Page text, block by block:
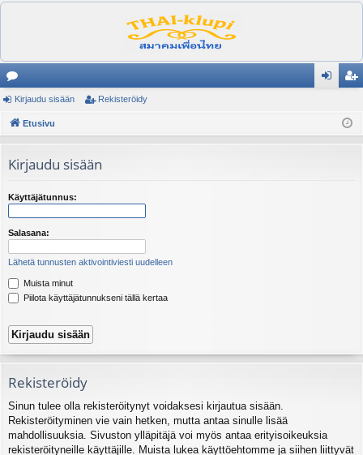
es
ku
el
ua
lu
ist
Kirjaudu sisään Rekisteröidy
Etusivu
Kirjaudu sisään
Käyttäjätunnus:
Salasana:
Lähetä tunnusten aktivointiviesti uudelleen
Muista minut
Piilota käyttäjätunnukseni tällä kertaa
Rekisteröidy
Sinun tulee olla rekisteröitynyt voidaksesi kirjautua sisään.
Rekisteröityminen vie vain hetken, mutta antaa sinulle lisää
mahdollisuuksia. Sivuston ylläpitäjä voi myös antaa erityisoikeuksia
rekisteröityneille käyttäjille. Muista lukea käyttöehtomme ja siihen liittyvät